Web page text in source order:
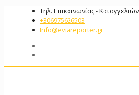
Τηλ. Επικοινωνίας - Καταγγελιών
+306975626503‬
Info@eviareporter.gr